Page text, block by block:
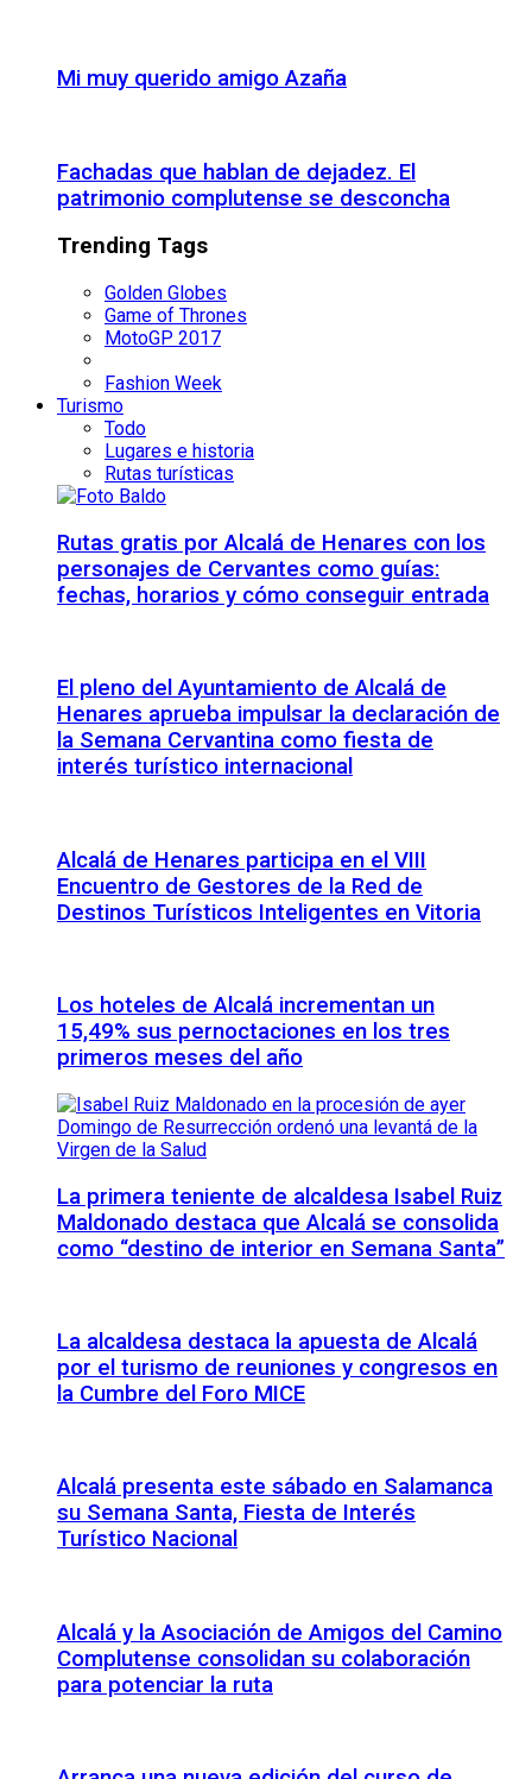
Mi muy querido amigo Azaña
Fachadas que hablan de dejadez. El
patrimonio complutense se desconcha
Trending Tags
Golden Globes
Game of Thrones
MotoGP 2017
Fashion Week
Turismo
Todo
Lugares e historia
Rutas turísticas
Rutas gratis por Alcalá de Henares con los
personajes de Cervantes como guías:
fechas, horarios y cómo conseguir entrada
El pleno del Ayuntamiento de Alcalá de
Henares aprueba impulsar la declaración de
la Semana Cervantina como fiesta de
interés turístico internacional
Alcalá de Henares participa en el VIII
Encuentro de Gestores de la Red de
Destinos Turísticos Inteligentes en Vitoria
Los hoteles de Alcalá incrementan un
15,49% sus pernoctaciones en los tres
primeros meses del año
La primera teniente de alcaldesa Isabel Ruiz
Maldonado destaca que Alcalá se consolida
como “destino de interior en Semana Santa”
La alcaldesa destaca la apuesta de Alcalá
por el turismo de reuniones y congresos en
la Cumbre del Foro MICE
Alcalá presenta este sábado en Salamanca
su Semana Santa, Fiesta de Interés
Turístico Nacional
Alcalá y la Asociación de Amigos del Camino
Complutense consolidan su colaboración
para potenciar la ruta